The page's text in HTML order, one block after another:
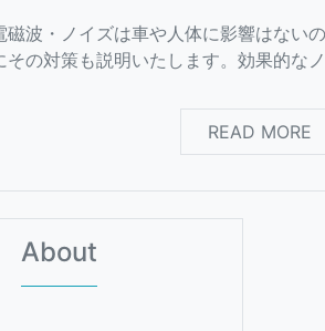
磁波・ノイズは車や人体に影響はない
の対策も説明いたします。効果的な
READ MORE
About